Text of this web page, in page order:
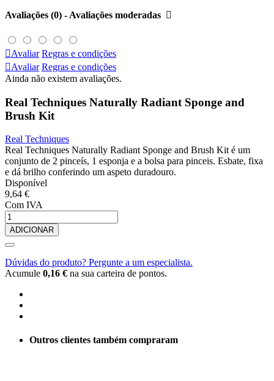
Avaliações (0) - Avaliações moderadas 
Avaliar Regras e condições
Avaliar Regras e condições
Ainda não existem avaliações.
Real Techniques Naturally Radiant Sponge and
Brush Kit
Real Techniques
Real Techniques Naturally Radiant Sponge and Brush Kit é um
conjunto de 2 pinceís, 1 esponja e a bolsa para pinceis. Esbate, fixa
e dá brilho conferindo um aspeto duradouro.
Disponível
9,64 €
Com IVA
ADICIONAR
Dúvidas do produto? Pergunte a um especialista.
Acumule 0,16 € na sua carteira de pontos.
Outros clientes também compraram